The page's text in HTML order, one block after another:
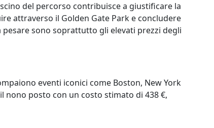
del percorso contribuisce a giustificare la
attraverso il Golden Gate Park e concludere
pesare sono soprattutto gli elevati prezzi degli
eventi iconici come Boston, New York
nono posto con un costo stimato di 438 €,